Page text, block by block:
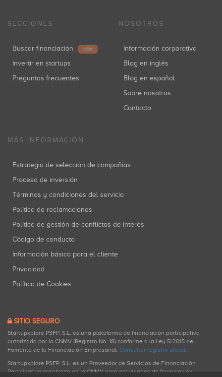
SECCIONES
Buscar financiación NEW
Invertir en startups
Preguntas frecuentes
NOSOTROS
Información corporativa
Blog en inglés
Blog en español
Sobre nosotros
Contacto
MÁS INFORMACIÓN
Estrategia de selección de compañías
Proceso de inversión
Términos y condiciones del servicio
Política de reclamaciones
Política de gestión de conflictos de interés
Código de conducta
Información básica para el cliente
Privacidad
Política de Cookies
SITIO SEGURO
Startupxplore PSFP, S.L. es una plataforma de financiación participativa
autorizada por la CNMV (Registro No. 18) conforme a la Ley 5/2015 de
Fomento de la Financiación Empresarial. Consultar registro oficial.
Startupxplore PSFP, S.L. es un Proveedor de Servicios de Financiación
Participativa registrado en la CNMV para actividades de financiación